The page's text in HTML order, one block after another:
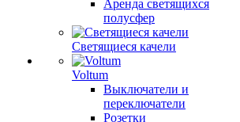
Аренда светящихся
полусфер
Светящиеся качели
Voltum
Выключатели и
переключатели
Розетки